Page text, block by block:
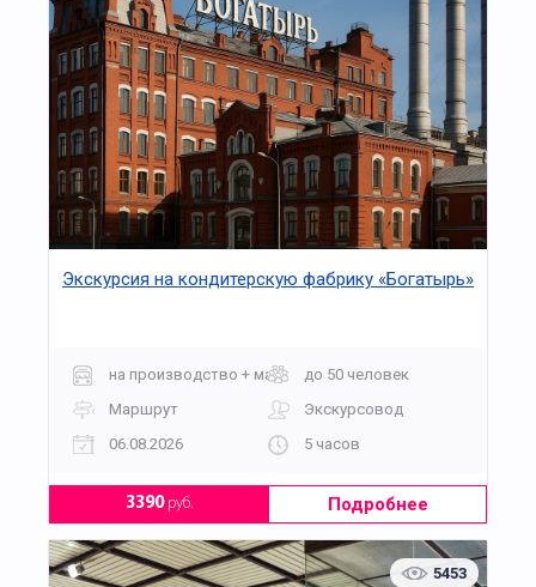
Экскурсия на кондитерскую фабрику «Богатырь»
на производство + мастер-классдо 50 человек
Маршрут
Экскурсовод
06.08.2026
5 часов
3390руб. Подробнее
5453